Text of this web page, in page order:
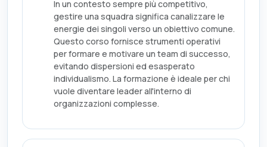
In un contesto sempre più competitivo,
gestire una squadra significa canalizzare le
energie dei singoli verso un obiettivo comune.
Questo corso fornisce strumenti operativi
per formare e motivare un team di successo,
evitando dispersioni ed esasperato
individualismo. La formazione è ideale per chi
vuole diventare leader all'interno di
organizzazioni complesse.